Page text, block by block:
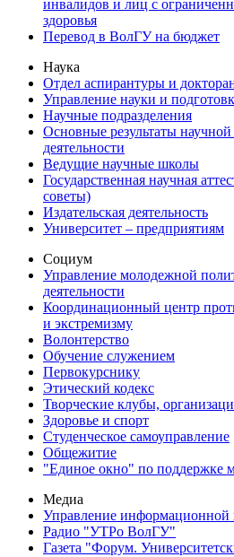
инвалидов и лиц с
здоровья
Перевод в ВолГУ на бюджет
Наука
Отдел аспирантуры и
Управление науки и
Научные подразделения
Основные результаты
деятельности
Ведущие научные школы
Государственная научная
советы)
Издательская деятельность
Университет – предприятиям
Социум
Управление молодежной
деятельности
Координационный центр
и экстремизму
Волонтерство
Обучение служением
Первокурснику
Этический кодекс
Творческие клубы,
Здоровье и спорт
Студенческое самоуправление
Общежитие
"Единое окно" по поддержке
Медиа
Управление информационной
Радио "УТРо ВолГУ"
Газета "Форум.